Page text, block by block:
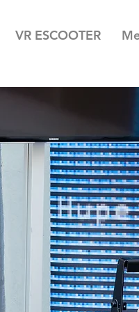
VR ESCOOTER